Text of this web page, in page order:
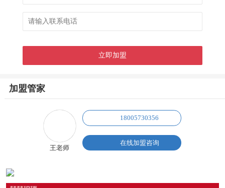
加盟管家
王老师
18005730356
在线加盟咨询